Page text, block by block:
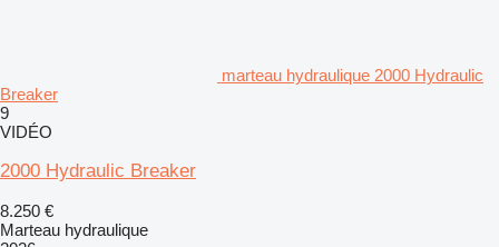
marteau hydraulique 2000 Hydraulic
Breaker
9
VIDÉO
2000 Hydraulic Breaker
8.250 €
Marteau hydraulique